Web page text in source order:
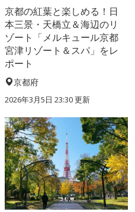
京都の紅葉と楽しめる！日
本三景・天橋立＆海辺のリ
ゾート「メルキュール京都
宮津リゾート＆スパ」をレ
ポート
京都府
2026年3月5日 23:30 更新